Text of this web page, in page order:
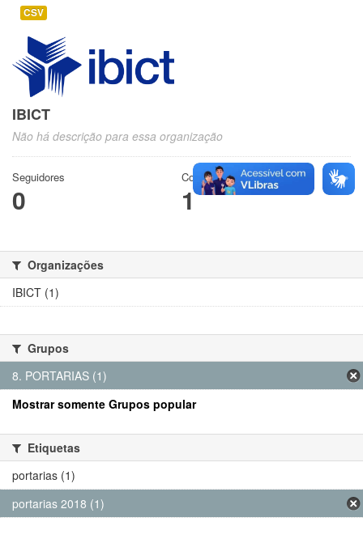
CSV
IBICT
Não há descrição para essa organização
Seguidores
0
Conjuntos de dados
1
Organizações
IBICT (1)
Grupos
8. PORTARIAS (1)
Mostrar somente Grupos popular
Etiquetas
portarias (1)
portarias 2018 (1)